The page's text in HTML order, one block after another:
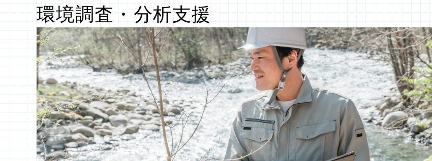
環境調査・分析支援